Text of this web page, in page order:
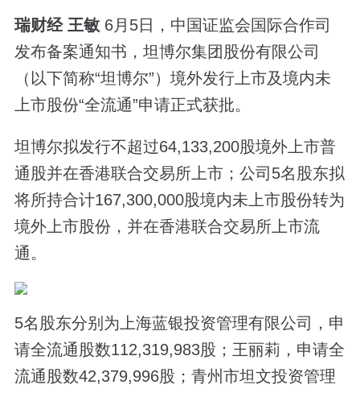
瑞财经 王敏 6月5日，中国证监会国际合作司
发布备案通知书，坦博尔集团股份有限公司
（以下简称“坦博尔”）境外发行上市及境内未
上市股份“全流通”申请正式获批。
坦博尔拟发行不超过64,133,200股境外上市普
通股并在香港联合交易所上市；公司5名股东拟
将所持合计167,300,000股境内未上市股份转为
境外上市股份，并在香港联合交易所上市流
通。
5名股东分别为上海蓝银投资管理有限公司，申
请全流通股数112,319,983股；王丽莉，申请全
流通股数42,379,996股；青州市坦文投资管理